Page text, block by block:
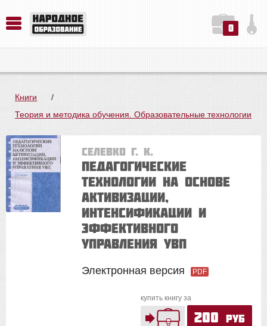
0
Книги
/
Теория и методика обучения. Образовательные технологии
Селевко Г. К.
Педагогические
технологии на основе
активизации,
интенсификации и
эффективного
управления УВП
Электронная версия PDF
купить книгу за
200 руб